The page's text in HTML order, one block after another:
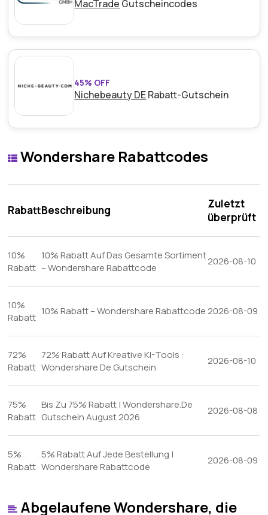
MacTrade Gutscheincodes
45% OFF
Nichebeauty DERabatt-Gutschein
Wondershare Rabattcodes
RabattBeschreibung
Zuletzt
überprüft
10%
Rabatt
10% Rabatt Auf Das Gesamte Sortiment
– Wondershare Rabattcode
2026-08-10
10%
Rabatt
10% Rabatt – Wondershare Rabattcode 2026-08-09
72%
Rabatt
72% Rabatt Auf Kreative KI-Tools :
Wondershare.De Gutschein
2026-08-10
75%
Rabatt
Bis Zu 75% Rabatt | Wondershare.De
Gutschein August 2026
2026-08-08
5%
Rabatt
5% Rabatt Auf Jede Bestellung |
Wondershare Rabattcode
2026-08-09
Abgelaufene Wondershare, die